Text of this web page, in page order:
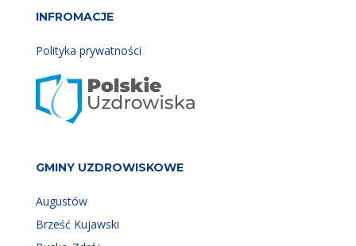
INFROMACJE
Polityka prywatności
GMINY UZDROWISKOWE
Augustów
Brześć Kujawski